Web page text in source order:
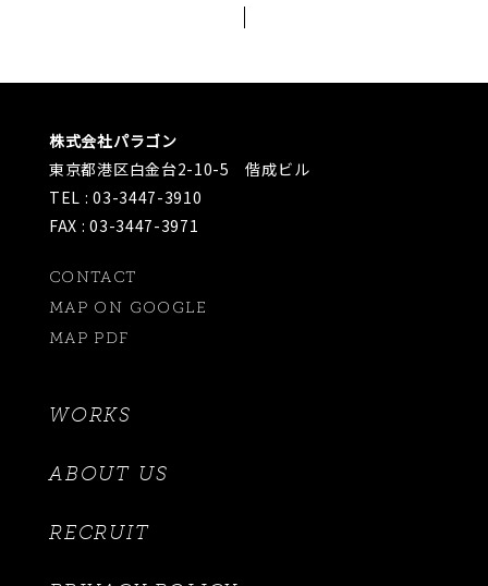
株式会社パラゴン
東京都港区白金台2-10-5 偕成ビル
TEL : 03-3447-3910
FAX : 03-3447-3971
CONTACT
MAP ON GOOGLE
MAP PDF
WORKS
ABOUT US
RECRUIT